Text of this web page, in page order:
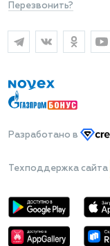
Перезвонить?
Разработано в
Техподдержка сайта